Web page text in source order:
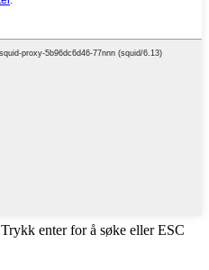
Trykk enter for å søke eller ESC